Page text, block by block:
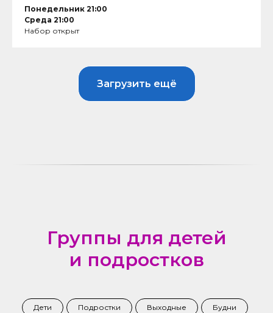
Понедельник 21:00
Среда 21:00
Набор открыт
Загрузить ещё
Группы для детей
и подростков
Дети Подростки Выходные Будни